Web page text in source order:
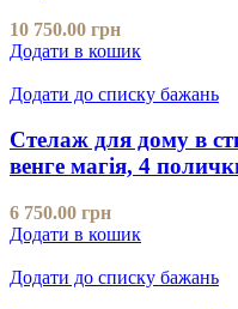
10 750.00 грн
Додати в кошик
Додати до списку бажань
Стелаж для дому в
венге магія, 4
6 750.00 грн
Додати в кошик
Додати до списку бажань